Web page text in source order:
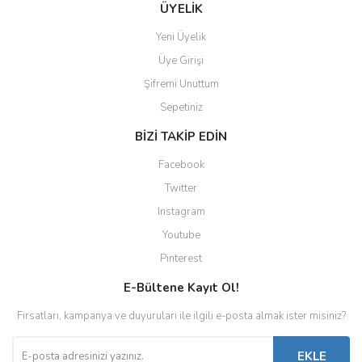
ÜYELİK
Yeni Üyelik
Üye Girişi
Şifremi Unuttum
Sepetiniz
BİZİ TAKİP EDİN
Facebook
Twitter
Instagram
Youtube
Pinterest
E-Bültene Kayıt Ol!
Fırsatları, kampanya ve duyuruları ile ilgili e-posta almak ister misiniz?
EKLE